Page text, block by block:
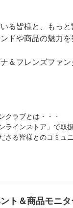
る皆様と、もっと
ドや商品の魅力
＆フレンズファ
クラブとは・・・
ラインストア」で取
さる皆様とのコミュ
ト＆商品モニタ